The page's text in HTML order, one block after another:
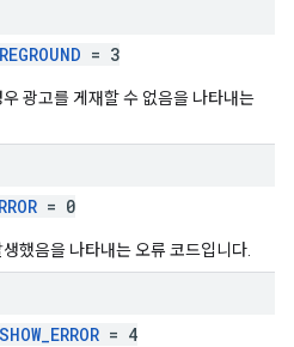
= 3
광고를 게재할 수 없음을 나타내는
= 0
했음을 나타내는 오류 코드입니다.
= 4